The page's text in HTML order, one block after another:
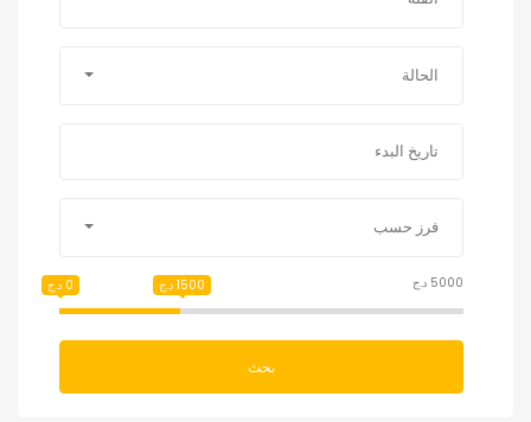
الحالة
فرز حسب
5000 د.ج 0 د.ج 1500 د.ج
بحث